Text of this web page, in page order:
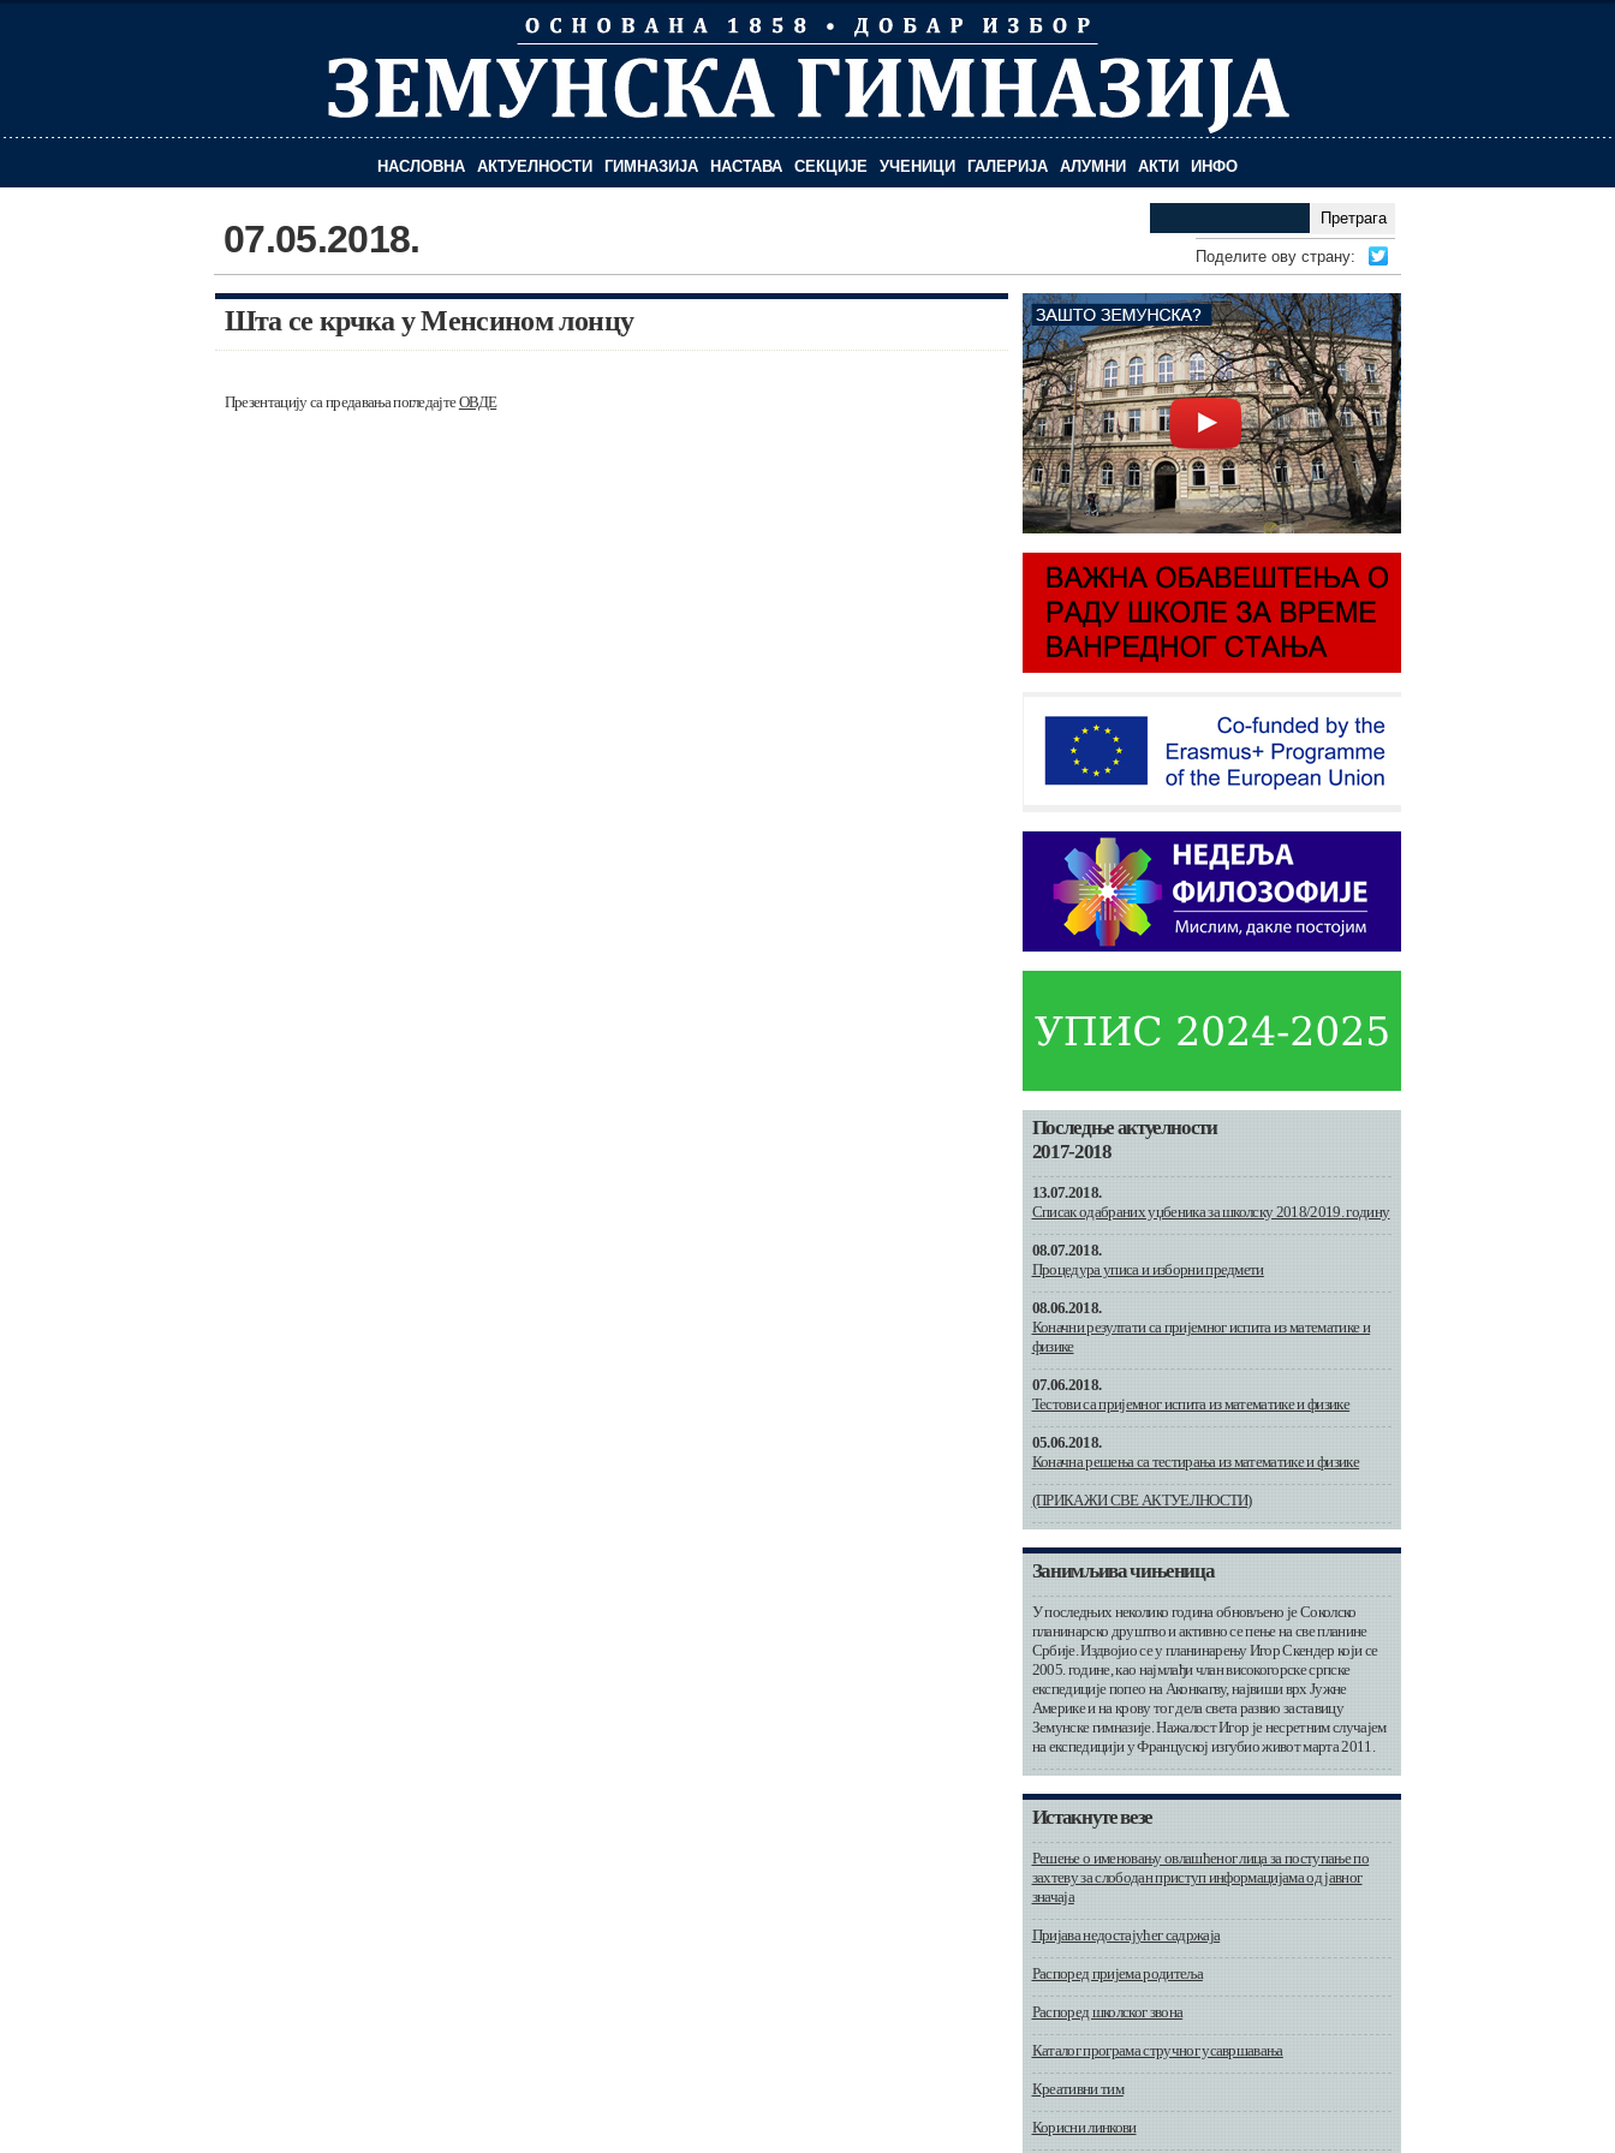
НАСЛОВНА АКТУЕЛНОСТИ ГИМНАЗИЈА НАСТАВА СЕКЦИЈЕ УЧЕНИЦИ ГАЛЕРИЈА АЛУМНИ АКТИ ИНФО
07.05.2018. Поделите ову страну:
Шта се крчка у Mенсином лонцу
Презентацију са предавања погледајтеОВДЕ
Последње актуелности
2017-2018
13.07.2018.
Списак одабраних уџбеника за школску 2018/2019. годину
08.07.2018.
Процедура уписа и изборни предмети
08.06.2018.
Коначни резултати са пријемног испита из математике и
физике
07.06.2018.
Тестови са пријемног испита из математике и физике
05.06.2018.
Коначна решења са тестирања из математике и физике
(ПРИКАЖИ СВЕ АКТУЕЛНОСТИ)
Занимљива чињеница
У последњих неколико година обновљено је Соколско
планинарско друштво и активно се пење на све планине
Србије. Издвојио се у планинарењу Игор Скендер који се
2005. године, као најмлађи члан високогорске српске
експедиције попео на Аконкагву, највиши врх Јужне
Америке и на крову тог дела света развио заставицу
Земунске гимназије. Нажалост Игор је несретним случајем
на експедицији у Француској изгубио живот марта 2011.
Истакнуте везе
Решење о именовању овлашћеног лица за поступање по
захтеву за слободан приступ информацијама од јавног
значаја
Пријава недостајућег садржаја
Распоред пријема родитеља
Распоред школског звона
Каталог програма стручног усавршавања
Креативни тим
Корисни линкови